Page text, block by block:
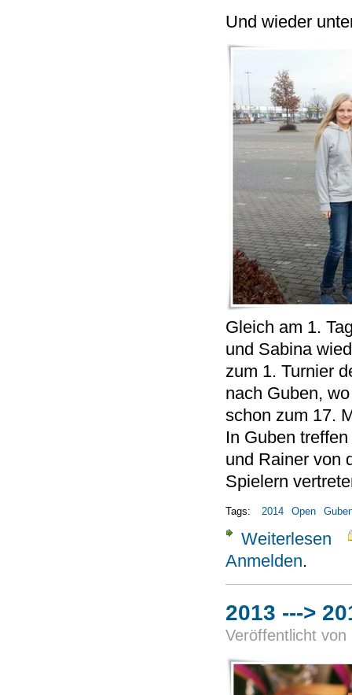
Und wieder
Gleich am 1.
und Sabina
zum 1. Turnier
nach Guben,
schon zum 17.
In Guben
und Rainer von
Spielern
Tags: 2014 Open
Weiterlesen
Anmelden.
2013 --->
Veröffentlicht von